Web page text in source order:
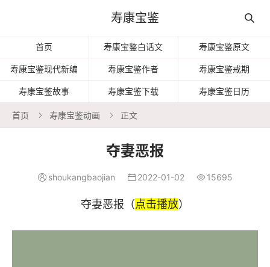
寿康宝鉴 
首页 寿康宝鉴白话文 寿康宝鉴原文
寿康宝鉴现代新编 寿康宝鉴作者 寿康宝鉴戒期
寿康宝鉴故事 寿康宝鉴下载 寿康宝鉴日历
首页  寿康宝鉴动画  正文
夺妻恶报
 shoukangbaojian  2022-01-02  15695
夺妻恶报（点击播放）